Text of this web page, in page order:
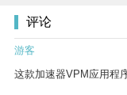
评论
游客
这款加速器VPM应用程